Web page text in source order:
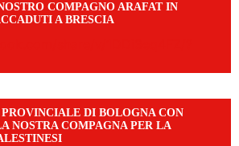
COMPAGNO ARAFAT IN
A BRESCIA
DI BOLOGNA CON
NOSTRA COMPAGNA PER LA